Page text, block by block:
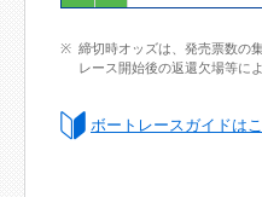
締切時オッズは、発売票数の
レース開始後の返還欠場等に
ボートレースガイドは